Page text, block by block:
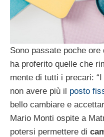
Sono passate poche
ha proferito quelle che
mente di tutti i precari:
non avere più il posto
bello cambiare e
Mario Monti ospite a
potersi permettere di